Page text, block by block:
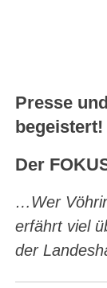
Presse
begeistert!
Der
…Wer
erfährt viel
der